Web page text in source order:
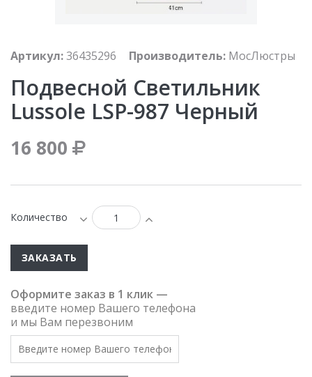
Артикул:36435296 Производитель: МосЛюстры
Подвесной Светильник
Lussole LSP-987 Черный
16 800
Количество
ЗАКАЗАТЬ
Оформите заказ в 1 клик —
введите номер Вашего телефона
и мы Вам перезвоним